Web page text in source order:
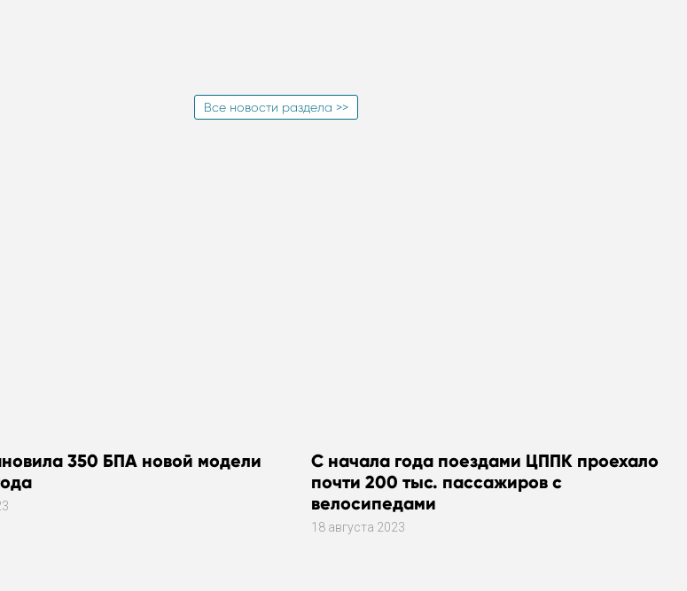
Все новости раздела >>
350 БПА новой модели
С начала года поездами ЦППК проехало
почти 200 тыс. пассажиров с
велосипедами
18 августа 2023